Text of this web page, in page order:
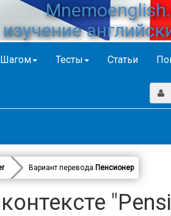
изучение
Тесты Статьи
Вариант перевода Пенсионер